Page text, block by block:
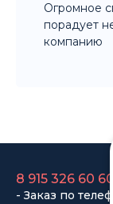
Огромное
порадует
компанию
8 915 326 60 60
- Заказ по